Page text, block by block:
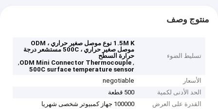
منتوج وصف
تسليط الضوء
1.5M K نوع موصل صغير حراري ، ODM
موصل صغير حراري ، 500C مستشعر درجة
حرارة السطح
,
ODM Mini Connector Thermocouple
,
500C surface temperature sensor
الأسعار
negotiable
الحد الأدنى لكمية
500 قطعة
القدرة على العرض
100000 جهاز كمبيوتر شخصى شهريا